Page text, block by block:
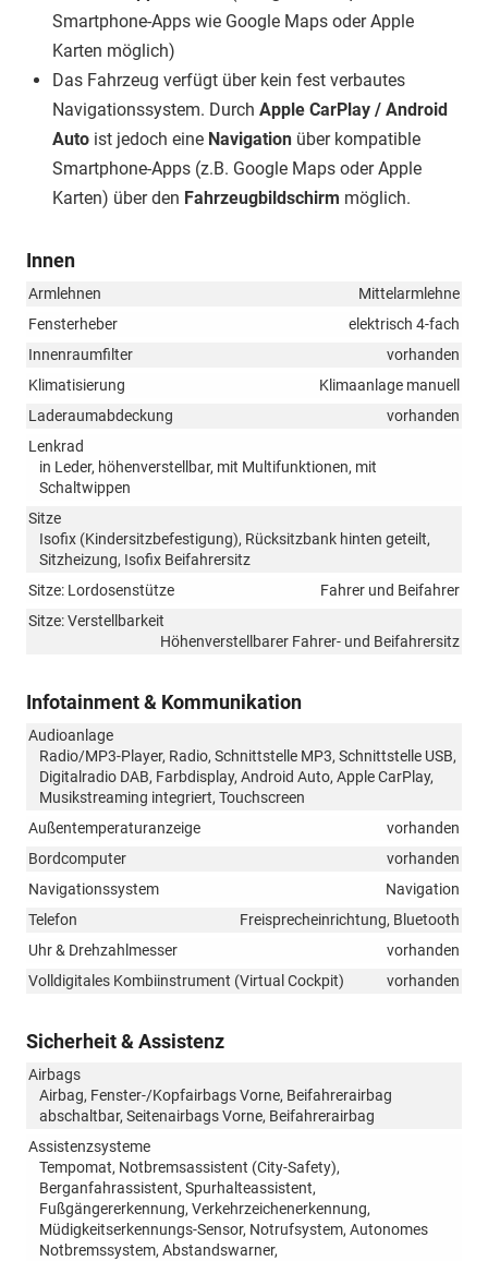
Smartphone-Apps wie Google Maps oder Apple
Karten möglich)
Das Fahrzeug verfügt über kein fest verbautes
Navigationssystem. Durch Apple CarPlay / Android
Auto ist jedoch eine Navigation über kompatible
Smartphone-Apps (z.B. Google Maps oder Apple
Karten) über den Fahrzeugbildschirm möglich.
Innen
Armlehnen
Mittelarmlehne
Fensterheber
elektrisch 4-fach
Innenraumfilter
vorhanden
Klimatisierung
Klimaanlage manuell
Laderaumabdeckung
vorhanden
Lenkrad
in Leder, höhenverstellbar, mit Multifunktionen, mit
Schaltwippen
Sitze
Isofix (Kindersitzbefestigung), Rücksitzbank hinten geteilt,
Sitzheizung, Isofix Beifahrersitz
Sitze: Lordosenstütze
Fahrer und Beifahrer
Sitze: Verstellbarkeit
Höhenverstellbarer Fahrer- und Beifahrersitz
Infotainment & Kommunikation
Audioanlage
Radio/MP3-Player, Radio, Schnittstelle MP3, Schnittstelle USB,
Digitalradio DAB, Farbdisplay, Android Auto, Apple CarPlay,
Musikstreaming integriert, Touchscreen
Außentemperaturanzeige
vorhanden
Bordcomputer
vorhanden
Navigationssystem
Navigation
Telefon
Freisprecheinrichtung, Bluetooth
Uhr & Drehzahlmesser
vorhanden
Volldigitales Kombiinstrument (Virtual Cockpit)
vorhanden
Sicherheit & Assistenz
Airbags
Airbag, Fenster-/Kopfairbags Vorne, Beifahrerairbag
abschaltbar, Seitenairbags Vorne, Beifahrerairbag
Assistenzsysteme
Tempomat, Notbremsassistent (City-Safety),
Berganfahrassistent, Spurhalteassistent,
Fußgängererkennung, Verkehrzeichenerkennung,
Müdigkeitserkennungs-Sensor, Notrufsystem, Autonomes
Notbremssystem, Abstandswarner,